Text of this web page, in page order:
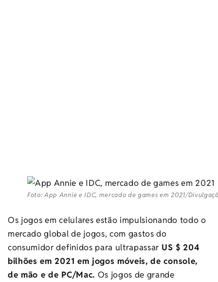
Foto: App Annie e IDC, mercado de games em 2021/
Os jogos em celulares estão impulsionando todo o
mercado global de jogos, com gastos do
consumidor definidos para ultrapassar US $ 204
bilhões em 2021 em jogos móveis, de console,
de mão e de PC/Mac. Os jogos de grande